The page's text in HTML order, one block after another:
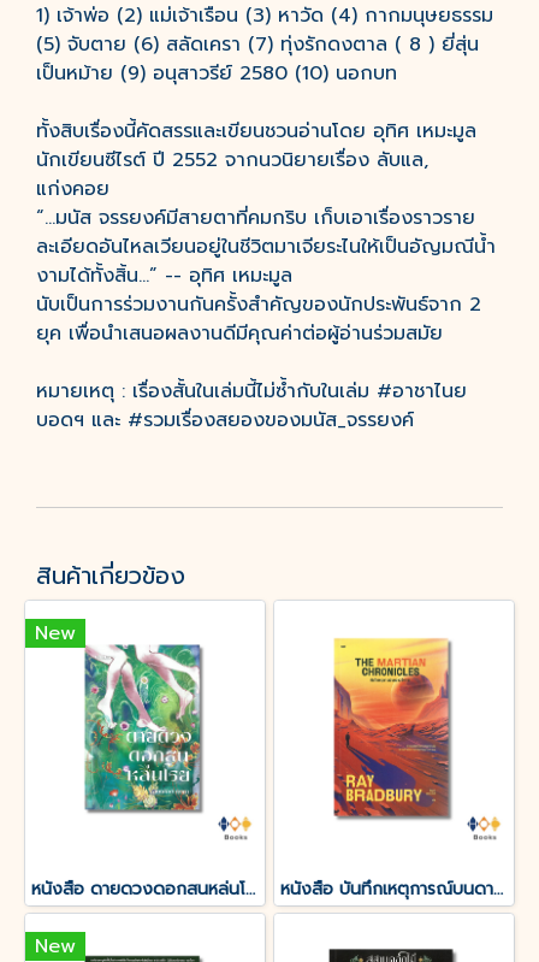
1) เจ้าพ่อ (2) แม่เจ้าเรือน (3) หาวัด (4) กากมนุษยธรรม
(5) จับตาย (6) สลัดเครา (7) ทุ่งรักดงตาล ( 8 ) ยี่สุ่น
เป็นหม้าย (9) อนุสาวรีย์ 2580 (10) นอกบท
ทั้งสิบเรื่องนี้คัดสรรและเขียนชวนอ่านโดย อุทิศ เหมะมูล
นักเขียนซีไรต์ ปี 2552 จากนวนิยายเรื่อง ลับแล,
แก่งคอย
“...มนัส จรรยงค์มีสายตาที่คมกริบ เก็บเอาเรื่องราวราย
ละเอียดอันไหลเวียนอยู่ในชีวิตมาเจียระไนให้เป็นอัญมณีน้ำ
งามได้ทั้งสิ้น...” -- อุทิศ เหมะมูล
นับเป็นการร่วมงานกันครั้งสำคัญของนักประพันธ์จาก 2
ยุค เพื่อนำเสนอผลงานดีมีคุณค่าต่อผู้อ่านร่วมสมัย
หมายเหตุ : เรื่องสั้นในเล่มนี้ไม่ซ้ำกับในเล่ม #อาชาไนย
บอดฯ และ #รวมเรื่องสยองของมนัส_จรรยงค์
สินค้าเกี่ยวข้อง
New
หนังสือ ดายดวงดอกสนหล่นโรย หนังสือ บันทึกเหตุการณ์บนดาวอังคาร THE MARTIAN CHRONICLES
New